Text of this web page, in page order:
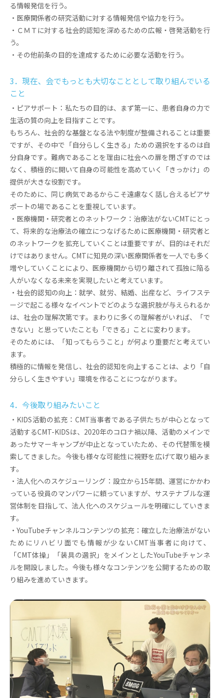
る情報発信を行う。
・医療関係者の研究活動に対する情報発信や協力を行う。
・ＣＭＴに対する社会的認知を深めるための広報・啓発活動を行
う。
・その他前条の目的を達成するために必要な活動を行う。
3．現在、会でもっとも大切なこととして取り組んでいる
こと
・ピアサポート：私たちの目的は、まず第一に、患者自身の力で
生活の質の向上を目指すことです。
もちろん、社会的な基盤となる法や制度が整備されることは重要
ですが、その中で「自分らしく生きる」ための選択をするのは自
分自身です。難病であることを理由に社会への扉を閉ざすのでは
なく、積極的に開いて自身の可能性を高めていく「きっかけ」の
提供が大きな役割です。
そのために、同じ病気であるからこそ遠慮なく話し合えるピアサ
ポートの場であることを重視しています。
・医療機関・研究者とのネットワーク：治療法がないCMTにとっ
て、将来的な治療法の確立につなげるために医療機関・研究者と
のネットワークを拡充していくことは重要ですが、目的はそれだ
けではありません。CMTに知見の深い医療関係者を一人でも多く
増やしていくことにより、医療機関から切り離されて孤独に陥る
人がいなくなる未来を実現したいと考えています。
・社会的認知の向上：就学、就労、結婚、出産など、ライフステ
ージで起こる様々なイベントでどのような選択肢が与えられるか
は、社会の理解次第です。まわりに多くの理解者がいれば、「で
きない」と思っていたことも「できる」ことに変わります。
そのためには、「知ってもらうこと」が何より重要だと考えてい
ます。
積極的に情報を発信し、社会的認知を向上することは、より「自
分らしく生きやすい」環境を作ることにつながります。
4．今後取り組みたいこと
・KIDS活動の拡充：CMT当事者である子供たちが中心となって
活動するCMT-KIDSは、2020年のコロナ禍以降、活動のメインで
あったサマーキャンプが中止となっていたため、その代替策を模
索してきました。今後も様々な可能性に視野を広げて取り組みま
す。
・法人化へのスケジューリング：設立から15年間、運営にかかわ
っている役員のマンパワーに頼っていますが、サステナブルな運
営体制を目指して、法人化へのスケジュールを明確にしていきま
す。
・YouTubeチャンネルコンテンツの拡充：確立した治療法がない
ためにリハビリ面でも情報が少ないCMT当事者に向けて、
「CMT体操」「装具の選択」をメインとしたYouTubeチャンネ
ルを開設しました。今後も様々なコンテンツを公開するための取
り組みを進めていきます。